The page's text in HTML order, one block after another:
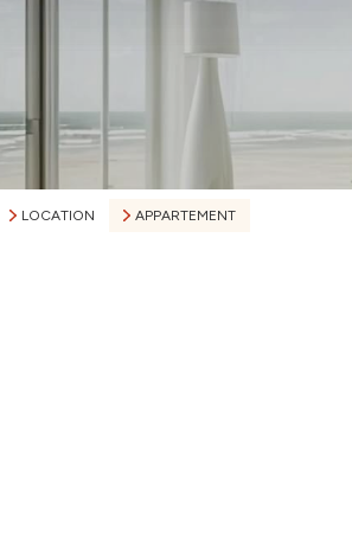
LOCATION APPARTEMENT